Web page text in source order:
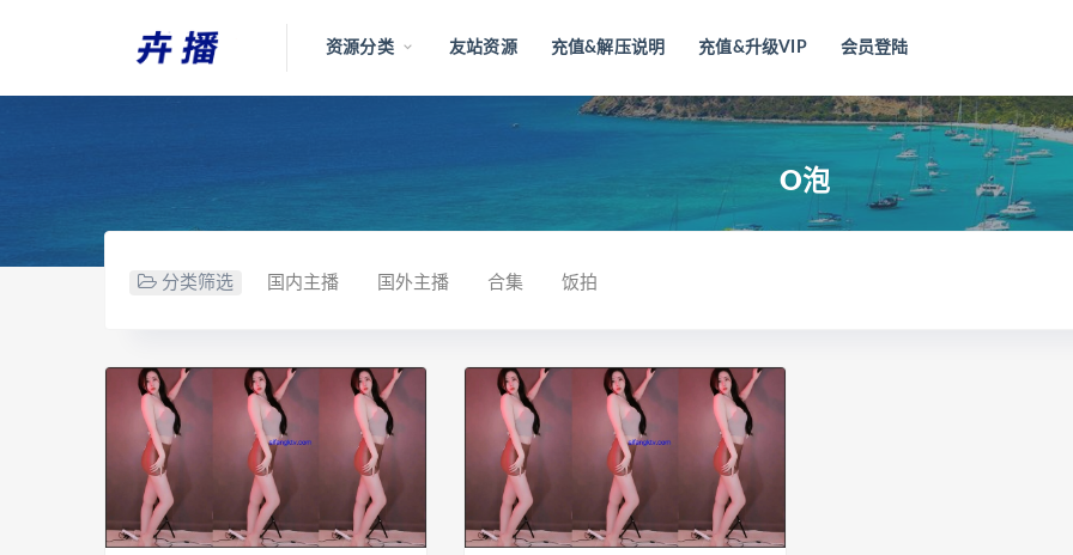
资源分类 友站资源 充值&解压说明 充值&升级VIP 会员登陆
O泡
分类筛选 国内主播 国外主播 合集 饭拍